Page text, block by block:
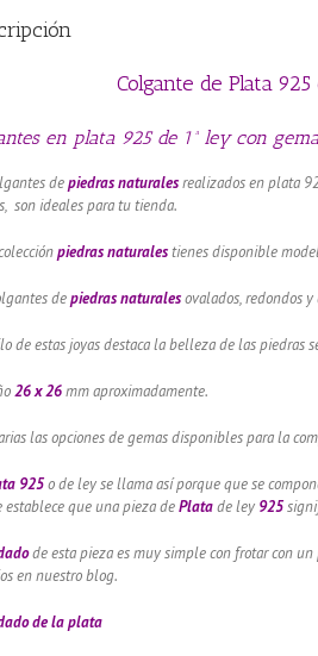
Colgante de Plata
en plata 925 de 1ª ley con
depiedras naturalesrealizados en plata
son ideales para tu tienda.
piedras naturalestienes disponible
depiedras naturalesovalados, redondos
de estas joyas destaca la belleza de las piedras
26 x 26mm aproximadamente.
las opciones de gemas disponibles para la
925o de ley se llama así porque que se
establece que una pieza dePlatade ley 925
de esta pieza es muy simple con frotar con
en nuestro blog.
dela plata